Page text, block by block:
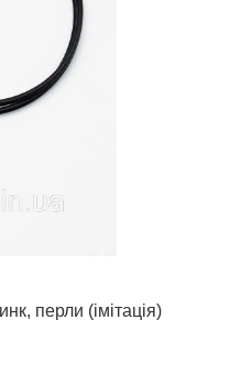
перли (імітація)